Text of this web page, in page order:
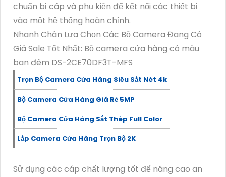
chuẩn bị cáp và phụ kiện để kết nối các thiết bị
vào một hệ thống hoàn chỉnh.
Nhanh Chân Lựa Chọn Các Bộ Camera Đang Có
Giá Sale Tốt Nhất: Bộ camera cửa hàng có màu
ban đêm DS-2CE70DF3T-MFS
Trọn Bộ Camera Cửa Hàng Siêu Sắt Nét 4k
Bộ Camera Cửa Hàng Giá Rẻ 5MP
Bộ Camera Cửa Hàng Sắt Thép Full Color
Lắp Camera Cửa Hàng Trọn Bộ 2K
Sử dụng các cáp chất lượng tốt để nâng cao an